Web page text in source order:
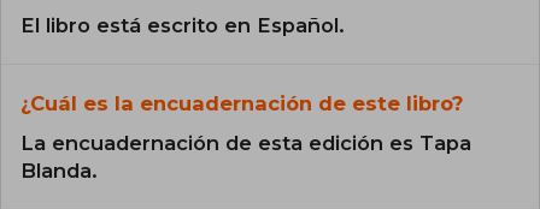
El libro está escrito en Español.
¿Cuál es la encuadernación de este libro?
La encuadernación de esta edición es Tapa
Blanda.